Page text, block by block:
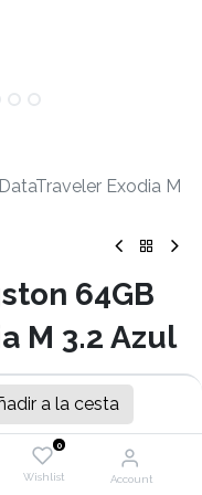
a la cesta
0
Wishlist Account
Exodia M
64GB
M 3.2 Azul
8.1
+)